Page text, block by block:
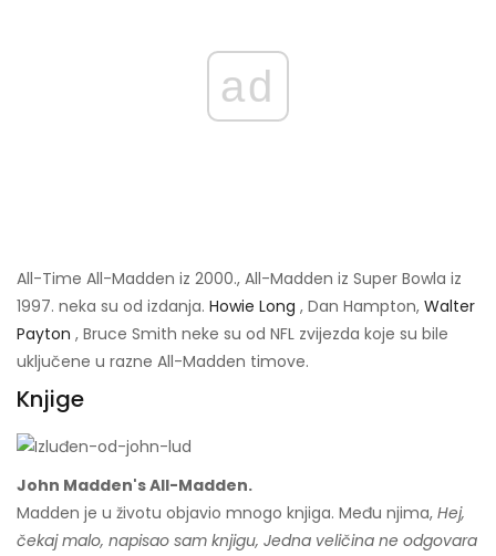
ad
All-Time All-Madden iz 2000., All-Madden iz Super Bowla iz
1997. neka su od izdanja. Howie Long , Dan Hampton, Walter
Payton , Bruce Smith neke su od NFL zvijezda koje su bile
uključene u razne All-Madden timove.
Knjige
John Madden's All-Madden.
Madden je u životu objavio mnogo knjiga. Među njima, Hej,
čekaj malo, napisao sam knjigu, Jedna veličina ne odgovara